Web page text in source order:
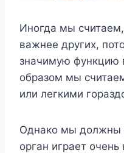
Иногда мы
важнее других,
значимую функцию
образом мы
или легкими
Однако мы должны
орган играет